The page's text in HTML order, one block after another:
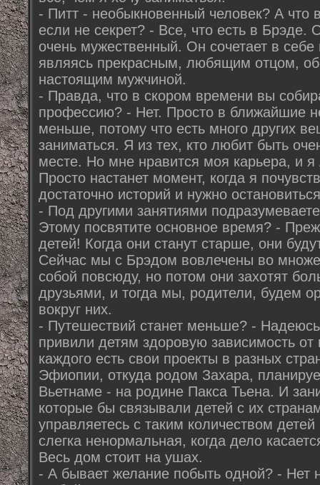
- Питт - необыкновенный человек? А что
если не секрет? - Все, что есть в
очень мужественный. Он сочетает в себе
являясь прекрасным, любящим отцом,
настоящим мужчиной.
- Правда, что в скором времени вы
профессию? - Нет. Просто в ближайшие
меньше, потому что есть много других
заниматься. Я из тех, кто любит быть
месте. Но мне нравится моя карьера, и
Просто настанет момент, когда я
достаточно историй и нужно
- Под другими занятиями
Этому посвятите основное время? -
детей! Когда они станут старше, они
Сейчас мы с Брэдом вовлечены во
собой повсюду, но потом они захотят
друзьями, и тогда мы, родители, будем
вокруг них.
- Путешествий станет меньше? -
привили детям здоровую зависимость
каждого есть свои проекты в разных
Эфиопии, откуда родом Захара,
Вьетнаме - на родине Пакса Тьена. И
которые бы связывали детей с их
управляетесь с таким количеством
слегка ненормальная, когда дело
Весь дом стоит на ушах.
- А бывает желание побыть одной? - Нет